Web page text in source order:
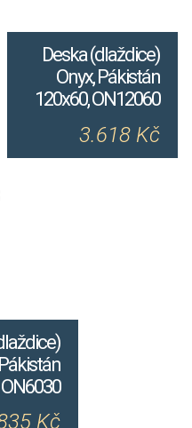
Deska (dlaždice)
Onyx, Pákistán
120x60, ON12060
3.618 Kč
Kč